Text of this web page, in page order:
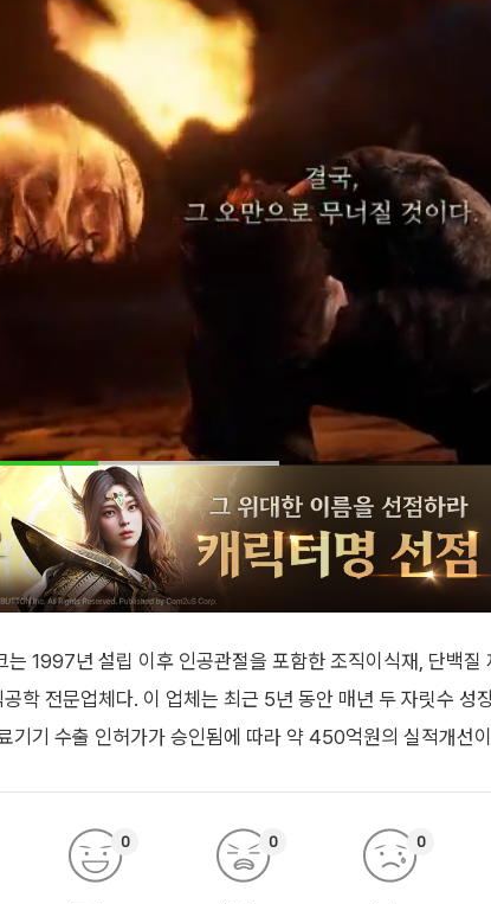
는 1997년 설립 이후 인공관절을 포함한 조직이식재, 단백질
학 전문업체다. 이 업체는 최근 5년 동안 매년 두 자릿수 성
기기 수출 인허가가 승인됨에 따라 약 450억원의 실적개선
0 0 0